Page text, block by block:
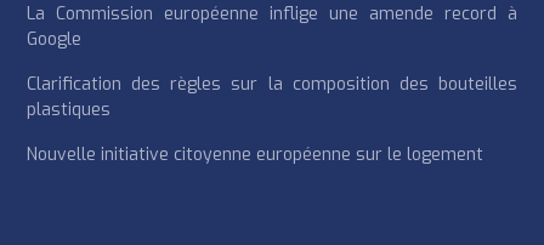
La Commission européenne inflige une amende record à
Google
Clarification des règles sur la composition des bouteilles
plastiques
Nouvelle initiative citoyenne européenne sur le logement